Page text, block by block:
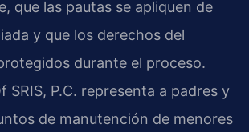
que las pautas se apliquen de
y que los derechos del
durante el proceso.
SRIS, P.C. representa a padres y
de manutención de menores